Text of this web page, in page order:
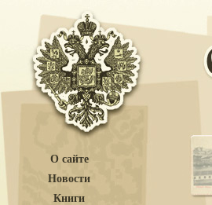
О сайте
Новости
Книги